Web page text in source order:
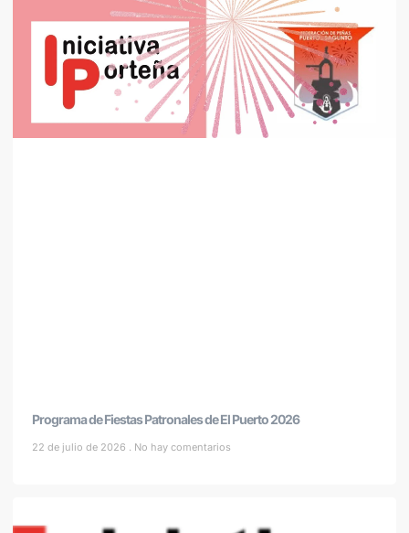
Programa de Fiestas Patronales de El Puerto 2026
22 de julio de 2026 No hay comentarios